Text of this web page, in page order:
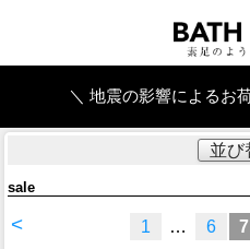
＼ 地震の影響によるお
並び
sale
< 1 … 6 7